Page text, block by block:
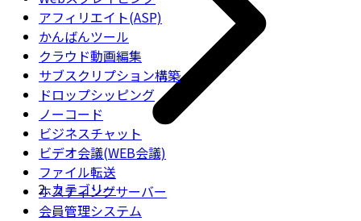
アフィリエイト(ASP)
かんばんツール
クラウド動画編集
サブスクリプション構築
ドロップシッピング
ノーコード
ビジネスチャット
ビデオ会議(WEB会議)
ファイル転送
ホスティングサーバー
会員管理システム
カテゴリー